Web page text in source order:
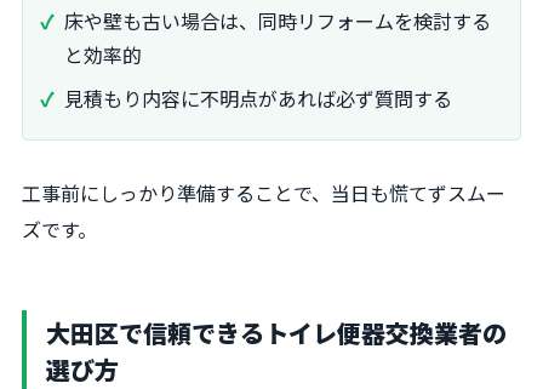
床や壁も古い場合は、同時リフォームを検討する
と効率的
見積もり内容に不明点があれば必ず質問する
工事前にしっかり準備することで、当日も慌てずスムー
ズです。
大田区で信頼できるトイレ便器交換業者の
選び方